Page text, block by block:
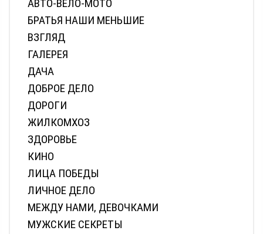
АВТО-ВЕЛО-МОТО
БРАТЬЯ НАШИ МЕНЬШИЕ
ВЗГЛЯД
ГАЛЕРЕЯ
ДАЧА
ДОБРОЕ ДЕЛО
ДОРОГИ
ЖИЛКОМХОЗ
ЗДОРОВЬЕ
КИНО
ЛИЦА ПОБЕДЫ
ЛИЧНОЕ ДЕЛО
МЕЖДУ НАМИ, ДЕВОЧКАМИ
МУЖСКИЕ СЕКРЕТЫ